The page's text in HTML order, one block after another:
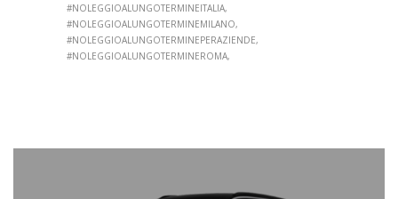
#NOLEGGIOALUNGOTERMINEITALIA
#NOLEGGIOALUNGOTERMINEMILANO
#NOLEGGIOALUNGOTERMINEPERAZIENDE
#NOLEGGIOALUNGOTERMINEROMA